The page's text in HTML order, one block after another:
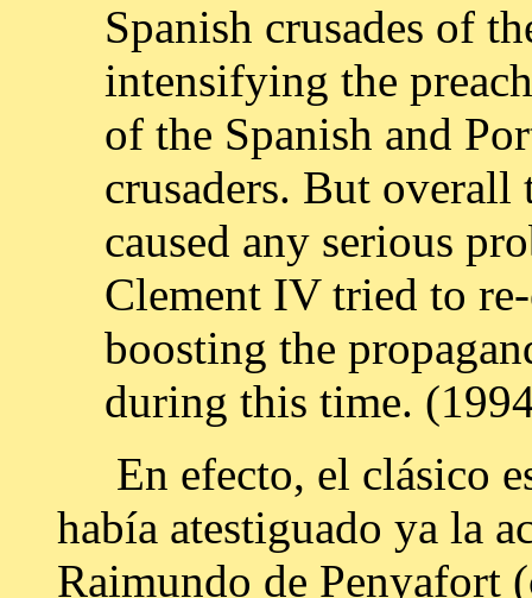
Spanish crusades of
intensifying the
of the Spanish and
crusaders. But overall
caused any serious
Clement IV tried to
boosting the
during this time.
En efecto, el clásico
había atestiguado ya la
Raimundo de Penyafort